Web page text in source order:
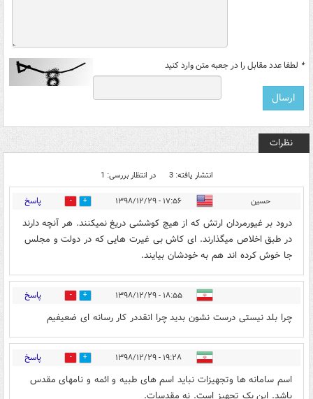
* لطفا عدد مقابل را در جعبه متن وارد کنید
نظرات
انتشار یافته: 3 در انتظار بررسی: 1
حسین ۱۷:۵۶ - ۱۳۹۸/۱۲/۲۹ 10 پاسخ
درود بر غیورمردان ارتش که از هیچ کوششی دریغ نمیکنند. هر آنچه دارند
در طبق اخلاص میگذارند. ای کاش بی غیرت هایی که در دولت و مجلس
جا خوش کرده اند هم به خودشان بیایند.
۱۸:۵۵ - ۱۳۹۸/۱۲/۲۹ 7 پاسخ
چرا بلد نیستی درست نشون بدید چرا انقددر کار رسانه ای ضعیفیم
۱۹:۲۸ - ۱۳۹۸/۱۲/۲۹ 10 پاسخ
اسم سامانه ها وتجهیزات نباید اسم های طبیه و ائمه و نامهای مقدس
باشد. این یک تجهیز است. نه مقدسات.